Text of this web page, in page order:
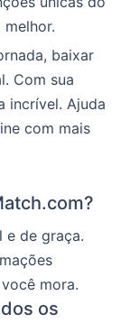
baixar
Com sua
incrível. Ajuda
com mais
e de graça.
mora.
os